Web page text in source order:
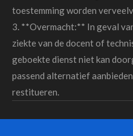
toestemming worden
3. **Overmacht:** In geval
ziekte van de docent of
geboekte dienst niet kan
passend alternatief
restitueren.